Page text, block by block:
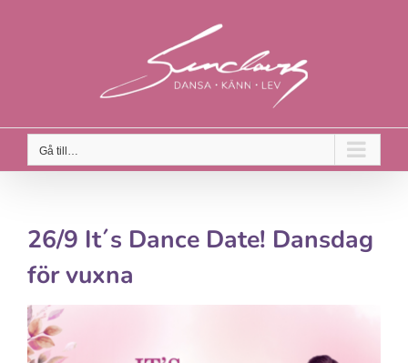
Gå till…
26/9 It´s Dance Date! Dansdag
för vuxna